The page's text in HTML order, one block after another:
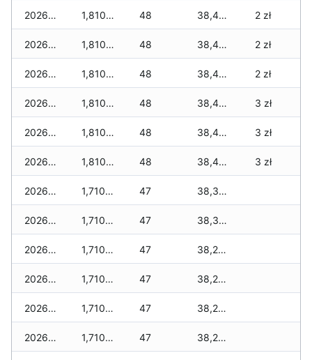
2026-04-11 1,810 zł 48 38,490 zł 2 zł
2026-04-10 1,810 zł 48 38,490 zł 2 zł
2026-04-09 1,810 zł 48 38,470 zł 2 zł
2026-04-08 1,810 zł 48 38,470 zł 3 zł
2026-04-07 1,810 zł 48 38,460 zł 3 zł
2026-04-06 1,810 zł 48 38,425 zł 3 zł
2026-04-05 1,710 zł 47 38,325 zł
2026-04-04 1,710 zł 47 38,325 zł
2026-04-03 1,710 zł 47 38,255 zł
2026-04-02 1,710 zł 47 38,255 zł
2026-04-01 1,710 zł 47 38,255 zł
2026-03-31 1,710 zł 47 38,255 zł